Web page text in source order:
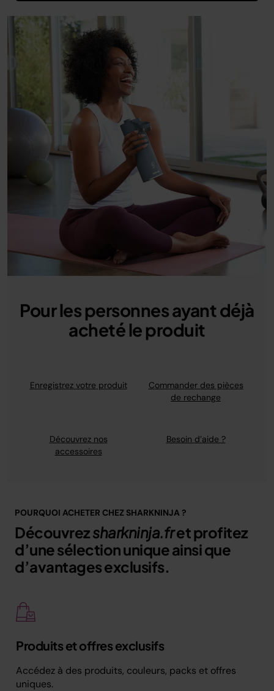
Pour les personnes ayant déjà
acheté le produit
Enregistrez votre produit
Commander des pièces
de rechange
Découvrez nos
accessoires
Besoin d’aide ?
POURQUOI ACHETER CHEZ SHARKNINJA ?
Découvrezsharkninja.fret profitez
d’une sélection unique ainsi que
d’avantages exclusifs.
Produits et offres exclusifs
Accédez à des produits, couleurs, packs et offres
uniques.